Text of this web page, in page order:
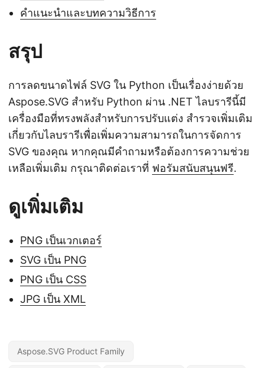
คำแนะนำและบทความวิธีการ
สรุป
การลดขนาดไฟล์ SVG ใน Python เป็นเรื่องง่ายด้วย
Aspose.SVG สำหรับ Python ผ่าน .NET ไลบรารีนี้มี
เครื่องมือที่ทรงพลังสำหรับการปรับแต่ง สำรวจเพิ่มเติม
เกี่ยวกับไลบรารีเพื่อเพิ่มความสามารถในการจัดการ
SVG ของคุณ หากคุณมีคำถามหรือต้องการความช่วย
เหลือเพิ่มเติม กรุณาติดต่อเราที่ ฟอรัมสนับสนุนฟรี.
ดูเพิ่มเติม
PNG เป็นเวกเตอร์
SVG เป็น PNG
PNG เป็น CSS
JPG เป็น XML
Aspose.SVG Product Family